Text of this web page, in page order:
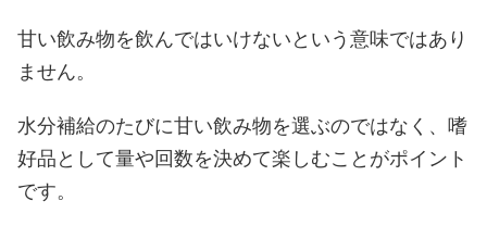
甘い飲み物を飲んではいけないという意味ではあり
ません。
水分補給のたびに甘い飲み物を選ぶのではなく、嗜
好品として量や回数を決めて楽しむことがポイント
です。